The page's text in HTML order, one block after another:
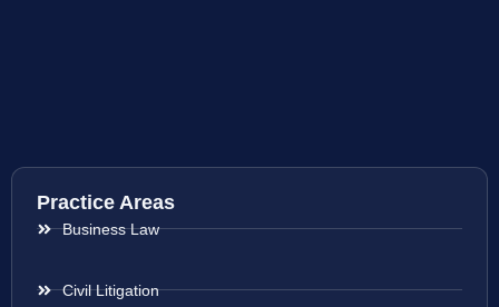
Practice Areas
Business Law
Civil Litigation